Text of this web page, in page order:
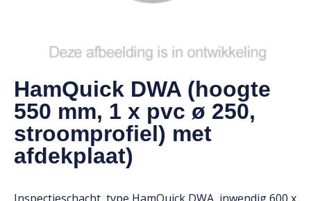
HamQuick DWA (hoogte
550 mm, 1 x pvc ø 250,
stroomprofiel) met
afdekplaat)